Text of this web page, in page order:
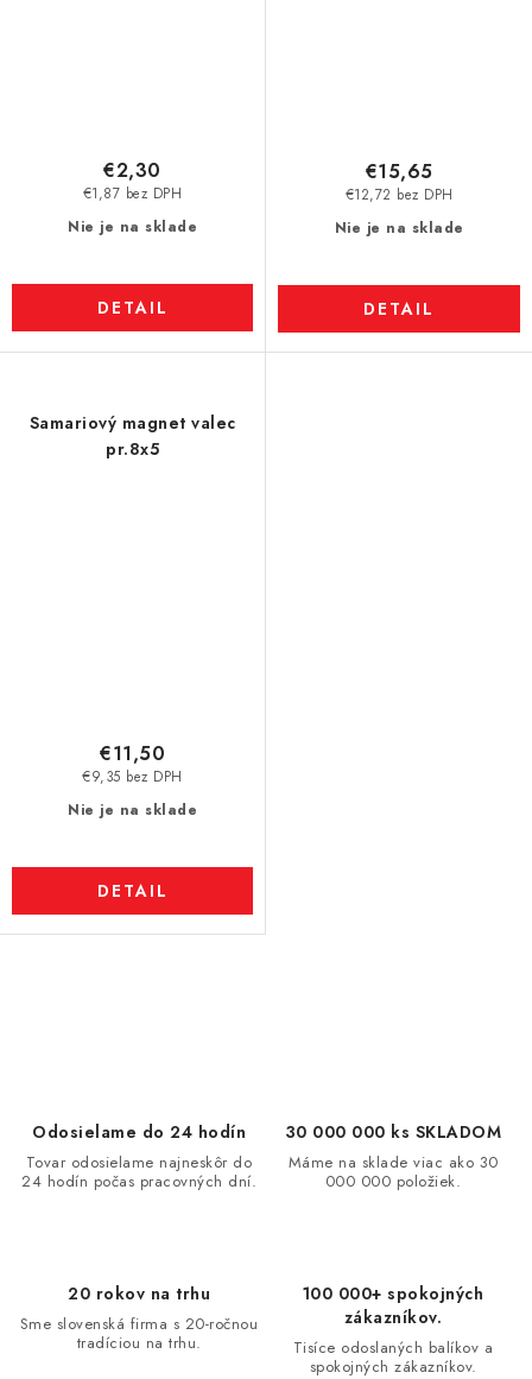
Nie je na sklade
€1,87 bez DPH
€2,30
DETAIL
Nie je na sklade
€12,72 bez DPH
€15,65
DETAIL
Samariový magnet valec
pr.8x5
Nie je na sklade
€9,35 bez DPH
€11,50
DETAIL
c
Odosielame do 24 hodín
Tovar odosielame najneskôr do
24 hodín počas pracovných dní.
30 000 000 ks SKLADOM
Máme na sklade viac ako 30
000 000 položiek.
20 rokov na trhu
Sme slovenská firma s 20-ročnou
tradíciou na trhu.
100 000+ spokojných
zákazníkov.
Tisíce odoslaných balíkov a
spokojných zákazníkov.